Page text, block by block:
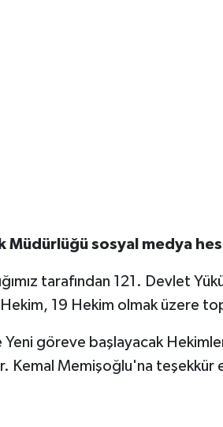
Müdürlüğü sosyal medya
tarafından 121. Devlet
19 Hekim olmak üzere
Yeni göreve başlayacak
Kemal Memişoğlu'na